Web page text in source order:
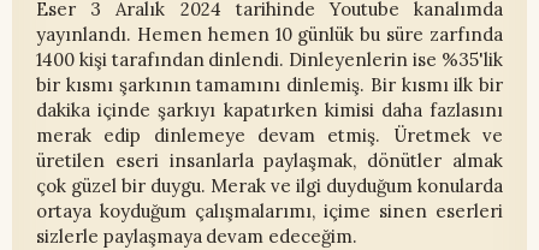
Eser 3 Aralık 2024 tarihinde Youtube kanalımda
yayınlandı. Hemen hemen 10 günlük bu süre zarfında
1400 kişi tarafından dinlendi. Dinleyenlerin ise %35'lik
bir kısmı şarkının tamamını dinlemiş. Bir kısmı ilk bir
dakika içinde şarkıyı kapatırken kimisi daha fazlasını
merak edip dinlemeye devam etmiş. Üretmek ve
üretilen eseri insanlarla paylaşmak, dönütler almak
çok güzel bir duygu. Merak ve ilgi duyduğum konularda
ortaya koyduğum çalışmalarımı, içime sinen eserleri
sizlerle paylaşmaya devam edeceğim.